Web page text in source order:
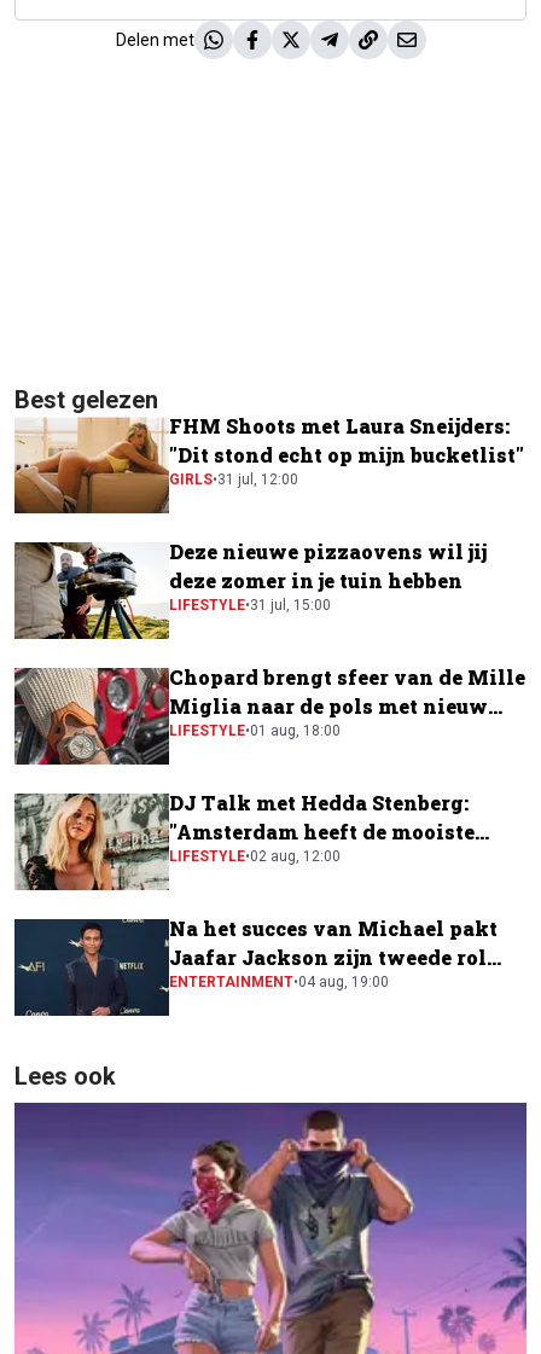
Delen met
Best gelezen
FHM Shoots met Laura Sneijders:
"Dit stond echt op mijn bucketlist"
GIRLS•31 jul, 12:00
Deze nieuwe pizzaovens wil jij
deze zomer in je tuin hebben
LIFESTYLE•31 jul, 15:00
Chopard brengt sfeer van de Mille
Miglia naar de pols met nieuw
horloge
LIFESTYLE•01 aug, 18:00
DJ Talk met Hedda Stenberg:
"Amsterdam heeft de mooiste
festivalscene van Europa"
LIFESTYLE•02 aug, 12:00
Na het succes van Michael pakt
Jaafar Jackson zijn tweede rol
naast Will Smith
ENTERTAINMENT•04 aug, 19:00
Lees ook